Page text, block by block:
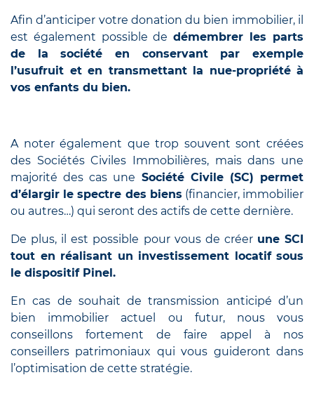
Afin d’anticiper votre donation du bien immobilier, il
est également possible dedémembrer les parts
de la société en conservant par exemple
l’usufruit et en transmettant la nue-propriété à
vos enfants du bien.
Anoter également que trop souvent sont créées
des Sociétés Civiles Immobilières, mais dans une
majorité des cas une Société Civile (SC) permet
d’élargir le spectre des biens (financier, immobilier
ou autres…) qui seront des actifs de cette dernière.
De plus, il est possible pour vous de créer une SCI
tout en réalisant un investissement locatif sous
le dispositif Pinel.
En cas de souhait de transmission anticipé d’un
bien immobilier actuel ou futur, nous vous
conseillons fortement de faire appel à nos
conseillers patrimoniaux qui vous guideront dans
l’optimisation de cette stratégie.